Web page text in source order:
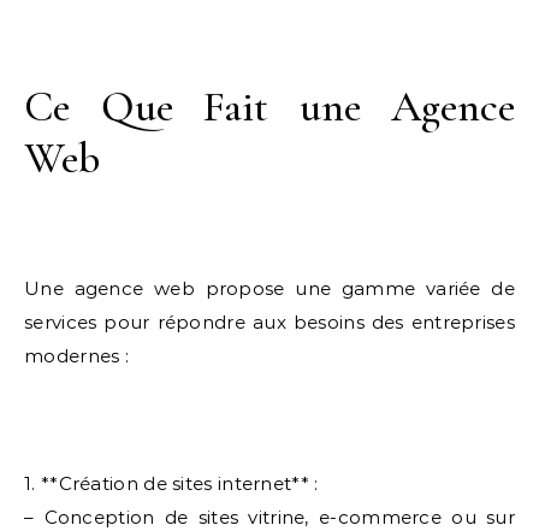
Ce Que Fait une Agence
Web
Une agence web propose une gamme variée de
services pour répondre aux besoins des entreprises
modernes :
1. **Création de sites internet** :
– Conception de sites vitrine, e-commerce ou sur